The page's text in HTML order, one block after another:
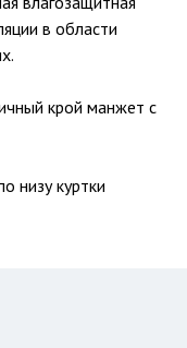
в области
крой манжет с
низу куртки